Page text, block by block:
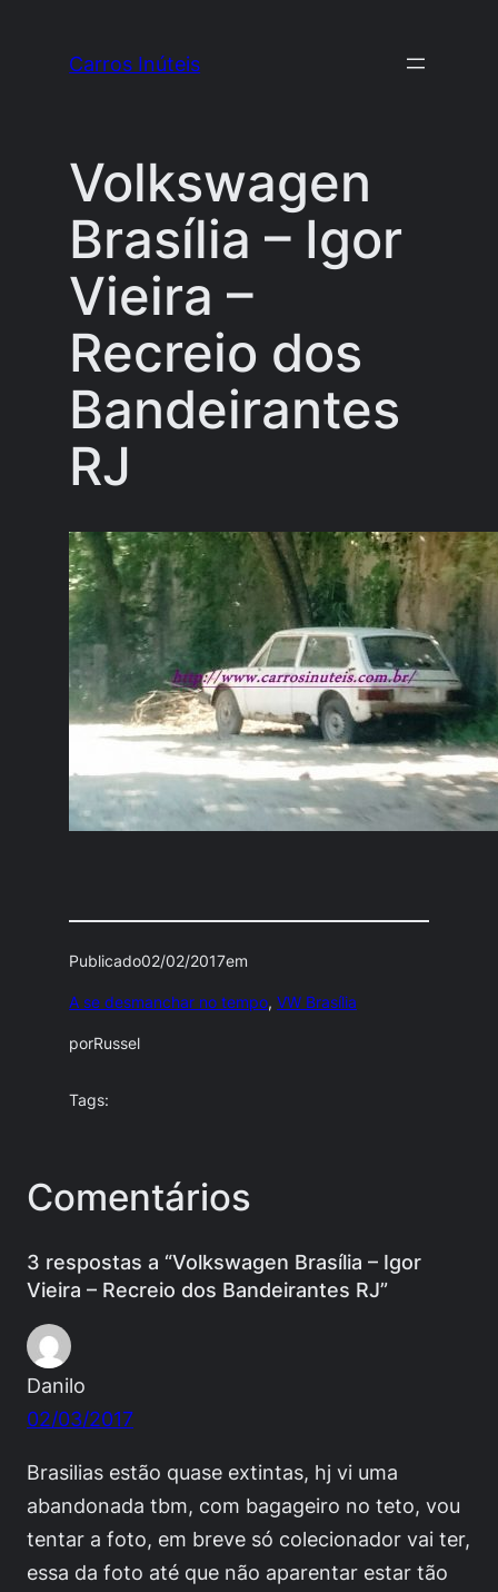
Carros Inúteis
Volkswagen
Brasília – Igor
Vieira –
Recreio dos
Bandeirantes
RJ
Publicado02/02/2017em
A se desmanchar no tempo, VW Brasília
porRussel
Tags:
Comentários
3 respostas a “Volkswagen Brasília – Igor
Vieira – Recreio dos Bandeirantes RJ”
Danilo
02/03/2017
Brasilias estão quase extintas, hj vi uma
abandonada tbm, com bagageiro no teto, vou
tentar a foto, em breve só colecionador vai ter,
essa da foto até que não aparentar estar tão